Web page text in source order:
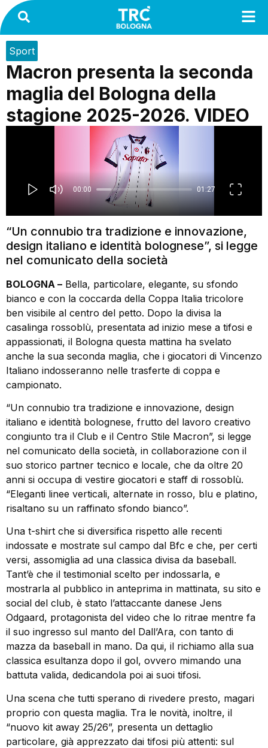
Sport
Macron presenta la seconda
maglia del Bologna della
stagione 2025-2026. VIDEO
“Un connubio tra tradizione e innovazione,
design italiano e identità bolognese”, si legge
nel comunicato della società
BOLOGNA – Bella, particolare, elegante, su sfondo
bianco e con la coccarda della Coppa Italia tricolore
ben visibile al centro del petto. Dopo la divisa la
casalinga rossoblù, presentata ad inizio mese a tifosi e
appassionati, il Bologna questa mattina ha svelato
anche la sua seconda maglia, che i giocatori di Vincenzo
Italiano indosseranno nelle trasferte di coppa e
campionato.
“Un connubio tra tradizione e innovazione, design
italiano e identità bolognese, frutto del lavoro creativo
congiunto tra il Club e il Centro Stile Macron”, si legge
nel comunicato della società, in collaborazione con il
suo storico partner tecnico e locale, che da oltre 20
anni si occupa di vestire giocatori e staff di rossoblù.
“Eleganti linee verticali, alternate in rosso, blu e platino,
risaltano su un raffinato sfondo bianco”.
Una t-shirt che si diversifica rispetto alle recenti
indossate e mostrate sul campo dal Bfc e che, per certi
versi, assomiglia ad una classica divisa da baseball.
Tant’è che il testimonial scelto per indossarla, e
mostrarla al pubblico in anteprima in mattinata, su sito e
social del club, è stato l’attaccante danese Jens
Odgaard, protagonista del video che lo ritrae mentre fa
il suo ingresso sul manto del Dall’Ara, con tanto di
mazza da baseball in mano. Da qui, il richiamo alla sua
classica esultanza dopo il gol, ovvero mimando una
battuta valida, dedicandola poi ai suoi tifosi.
Una scena che tutti sperano di rivedere presto, magari
proprio con questa maglia. Tra le novità, inoltre, il
“nuovo kit away 25/26”, presenta un dettaglio
particolare, già apprezzato dai tifosi più attenti: sul